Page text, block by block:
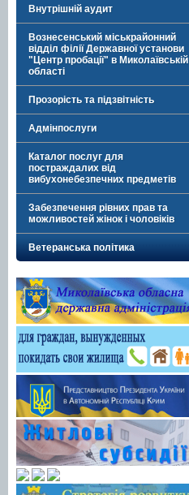
Внутрішній аудит
Вознесенський міськрайонний
відділ філії Державної установи
"Центр пробації" в Миколаївській
області
Прозорість та підзвітність
Адмінпослуги
Каталог послуг для
постраждалих від
вибухонебезпечних предметів
Забезпечення рівних прав та
можливостей жінок і чоловіків
Ветеранська політика